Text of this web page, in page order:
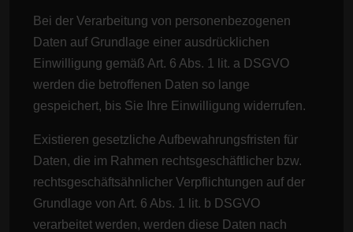
Bei der Verarbeitung von personenbezogenen
Daten auf Grundlage einer ausdrücklichen
Einwilligung gemäß Art. 6 Abs. 1 lit. a DSGVO
werden die betroffenen Daten so lange
gespeichert, bis Sie Ihre Einwilligung widerrufen.
Existieren gesetzliche Aufbewahrungsfristen für
Daten, die im Rahmen rechtsgeschäftlicher bzw.
rechtsgeschäftsähnlicher Verpflichtungen auf der
Grundlage von Art. 6 Abs. 1 lit. b DSGVO
verarbeitet werden, werden diese Daten nach